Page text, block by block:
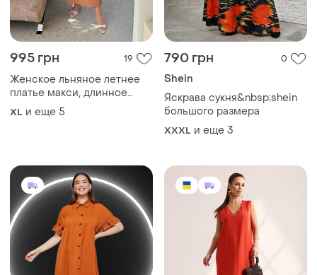
995 грн 19
Женское льняное летнее
платье макси, длинное
платье из льна
XL и еще 5
790 грн 0
Shein
Яскрава сукня&nbsp;shein
большого размера
XXXL и еще 3